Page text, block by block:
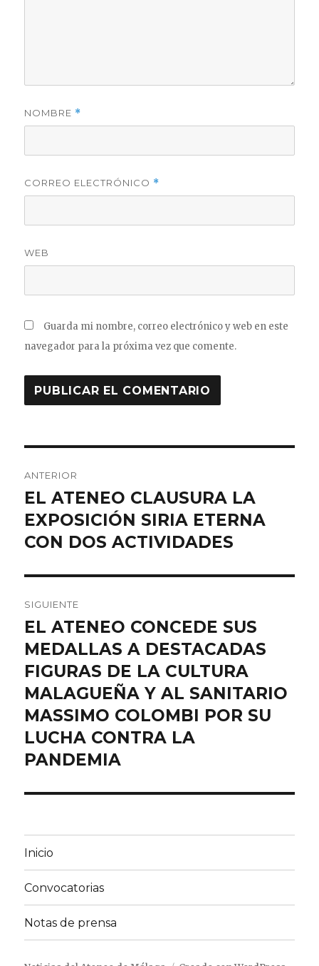
NOMBRE *
CORREO ELECTRÓNICO *
WEB
Guarda mi nombre, correo electrónico y web en este
navegador para la próxima vez que comente.
ANTERIOR
EL ATENEO CLAUSURA LA
EXPOSICIÓN SIRIA ETERNA
CON DOS ACTIVIDADES
SIGUIENTE
EL ATENEO CONCEDE SUS
MEDALLAS A DESTACADAS
FIGURAS DE LA CULTURA
MALAGUEÑA Y AL SANITARIO
MASSIMO COLOMBI POR SU
LUCHA CONTRA LA
PANDEMIA
Inicio
Convocatorias
Notas de prensa